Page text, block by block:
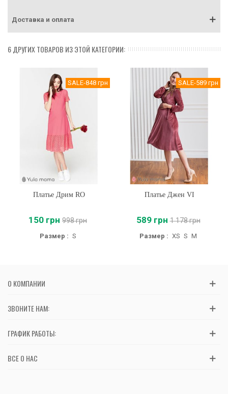
Доставка и оплата
6 ДРУГИХ ТОВАРОВ ИЗ ЭТОЙ КАТЕГОРИИ:
SALE-848 грн
Платье Дрим RO
150 грн 998 грн
Размер : S
SALE-589 грн
Платье Джен VI
589 грн 1 178 грн
Размер : XS S M
О КОМПАНИИ
ЗВОНИТЕ НАМ:
ГРАФИК РАБОТЫ:
ВСЕ О НАС